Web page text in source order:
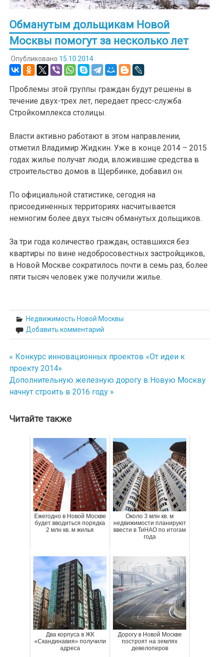
Обманутым дольщикам Новой
Москвы помогут за несколько лет
Опубликовано 15.10.2014
Проблемы этой группы граждан будут решены в
течение двух-трех лет, передает пресс-служба
Стройкомплекса столицы.
Власти активно работают в этом направлении,
отметил Владимир Жидкин. Уже в конце 2014 – 2015
годах жилье получат люди, вложившие средства в
строительство домов в Щербинке, добавил он.
По официальной статистике, сегодня на
присоединенных территориях насчитывается
немногим более двух тысяч обманутых дольщиков.
За три года количество граждан, оставшихся без
квартиры по вине недобросовестных застройщиков,
в Новой Москве сократилось почти в семь раз, более
пяти тысяч человек уже получили жилье.
Недвижимость Новой Москвы
Добавить комментарий
Навигация
по
записям
« Конкурс инновационных проектов «От идеи к
проекту 2014»
Дополнительную железную дорогу в Новую Москву
начнут строить в 2016 году »
Читайте также
Ежегодно в Новой Москве
будет вводиться порядка
2 млн кв. м жилья
Около 3 млн кв. м
недвижимости планируют
ввести в ТиНАО по итогам
года
Два корпуса в ЖК
«Скандинавия» получили
адреса
Дорогу в Новой Москве
построят на землях
девелоперов